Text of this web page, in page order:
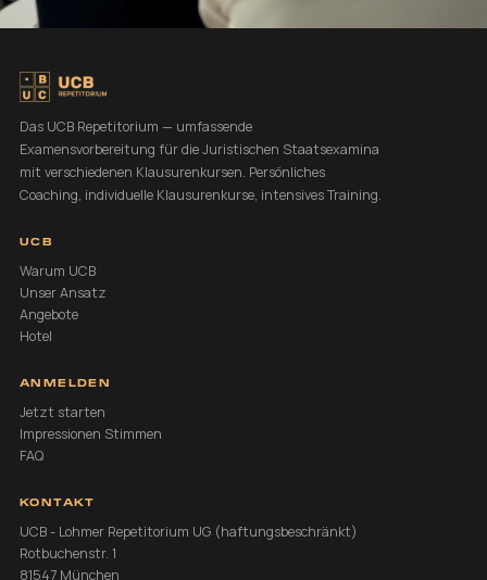
Das UCB Repetitorium — umfassende
Examensvorbereitung für die Juristischen Staatsexamina
mit verschiedenen Klausurenkursen. Persönliches
Coaching, individuelle Klausurenkurse, intensives Training.
UCB
Warum UCB
Unser Ansatz
Angebote
Hotel
ANMELDEN
Jetzt starten
Impressionen Stimmen
FAQ
KONTAKT
UCB - Lohmer Repetitorium UG (haftungsbeschränkt)
Rotbuchenstr. 1
81547 München